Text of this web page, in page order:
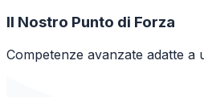
Il Nostro Punto di Forza
Competenze avanzate adatte